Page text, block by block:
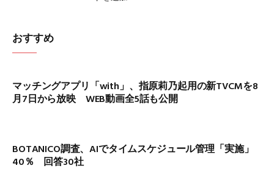
おすすめ
マッチングアプリ「with」、指原莉乃起用の新TVCMを8
月7日から放映 WEB動画全5話も公開
BOTANICO調査、AIでタイムスケジュール管理「実施」
40％ 回答30社